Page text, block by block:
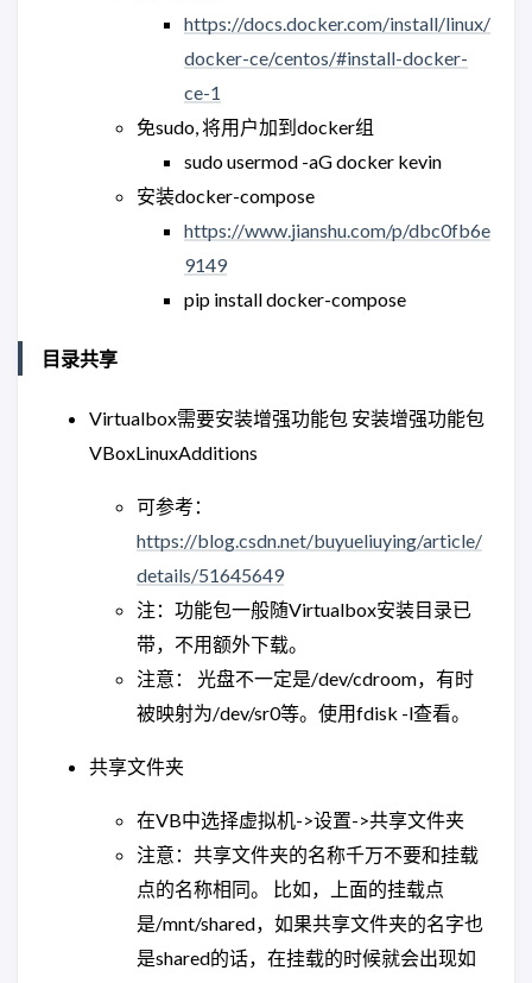
https://docs.docker.com/install/linux/
docker-ce/centos/#install-docker-
ce-1
免sudo, 将用户加到docker组
sudo usermod -aG docker kevin
安装docker-compose
https://www.jianshu.com/p/dbc0fb6e
9149
pip install docker-compose
目录共享
Virtualbox需要安装增强功能包 安装增强功能包
VBoxLinuxAdditions
可参考：
https://blog.csdn.net/buyueliuying/article/
details/51645649
注：功能包一般随Virtualbox安装目录已
带，不用额外下载。
注意： 光盘不一定是/dev/cdroom，有时
被映射为/dev/sr0等。使用fdisk -l查看。
共享文件夹
在VB中选择虚拟机->设置->共享文件夹
注意：共享文件夹的名称千万不要和挂载
点的名称相同。 比如，上面的挂载点
是/mnt/shared，如果共享文件夹的名字也
是shared的话，在挂载的时候就会出现如